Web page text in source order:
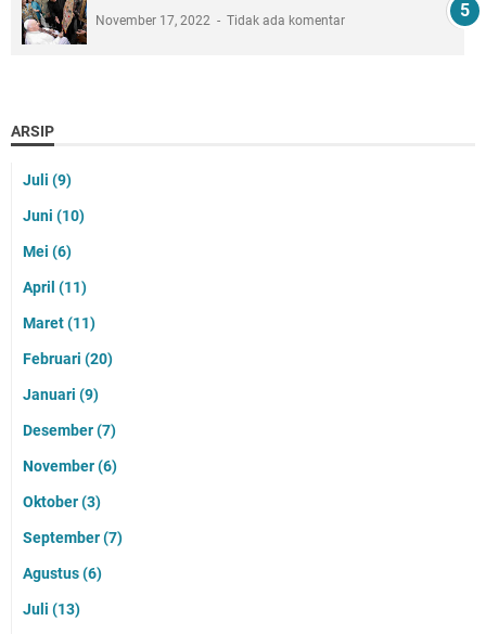
November 17, 2022 Tidak ada komentar
ARSIP
Juli (9)
Juni (10)
Mei (6)
April (11)
Maret(11)
Februari (20)
Januari (9)
Desember(7)
November(6)
Oktober(3)
September(7)
Agustus(6)
Juli (13)